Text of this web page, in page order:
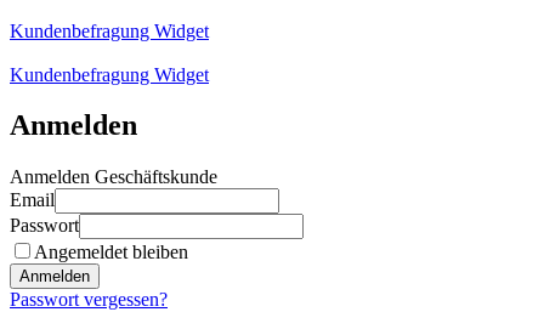
Kundenbefragung Widget
Kundenbefragung Widget
Anmelden
Anmelden Geschäftskunde
Email
Passwort
Angemeldet bleiben
Anmelden
Passwort vergessen?